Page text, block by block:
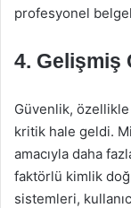
profesyonel
4. Gelişmiş
Güvenlik,
kritik hale geldi.
amacıyla daha
faktörlü kimlik
sistemleri,